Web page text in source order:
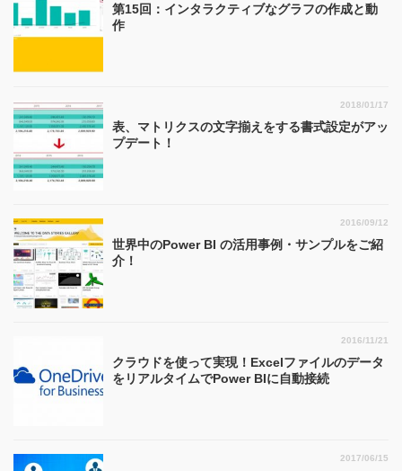
第15回：インタラクティブなグラフの作成と動
作
表、マトリクスの文字揃えをする書式設定がアッ
プデート！
2018/01/17
世界中のPower BI の活用事例・サンプルをご紹
介！
2016/09/12
クラウドを使って実現！Excelファイルのデータ
をリアルタイムでPower BIに自動接続
2016/11/21
2017/06/15